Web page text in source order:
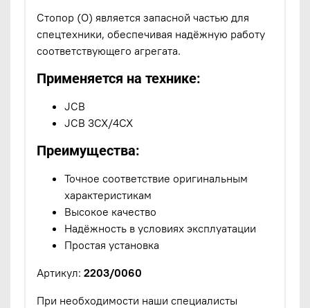
Стопор (O) является запасной частью для
спецтехники, обеспечивая надёжную работу
соответствующего агрегата.
Применяется на технике:
JCB
JCB 3CX/4CX
Преимущества:
Точное соответствие оригинальным
характеристикам
Высокое качество
Надёжность в условиях эксплуатации
Простая установка
Артикул: 2203/0060
При необходимости наши специалисты